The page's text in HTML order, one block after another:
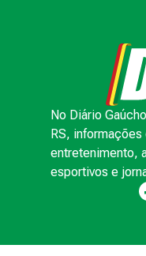
No Diário
RS,
entretenimento,
esportivos e